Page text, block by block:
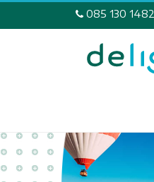
085 130 1482